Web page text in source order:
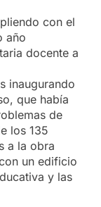
con el
año
docente a
inaugurando
que había
de
los 135
a la obra
un edificio
y las